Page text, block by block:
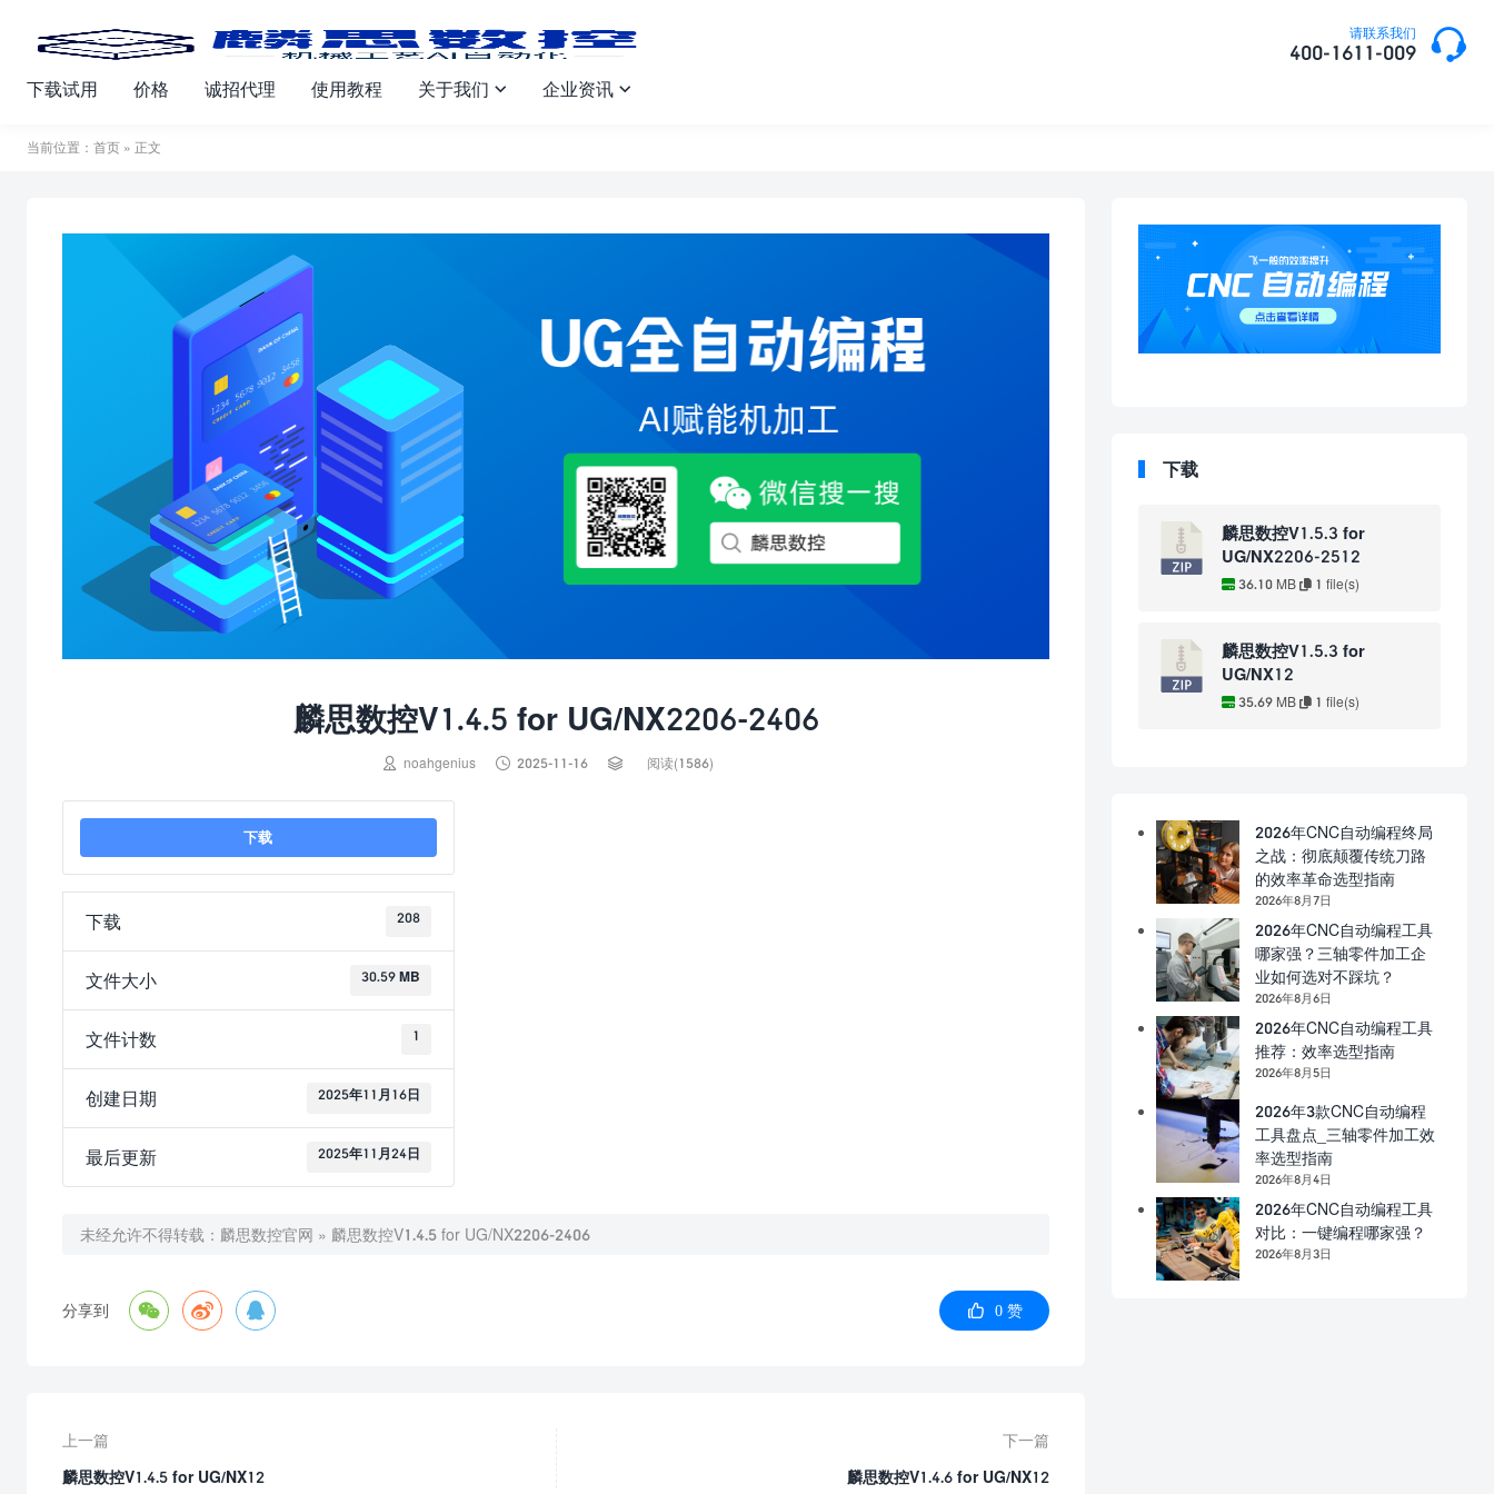
请联系我们
400-1611-009 
下载试用 价格 诚招代理 使用教程 关于我们  企业资讯 
当前位置： 首页 » 正文
麟思数控V1.4.5 for UG/NX2206-2406
 noahgenius  2025-11-16  阅读(1586)
下载
下载 208
文件大小 30.59 MB
文件计数 1
创建日期 2025年11月16日
最后更新 2025年11月24日
未经允许不得转载： 麟思数控官网 » 麟思数控V1.4.5 for UG/NX2206-2406
分享到     0 赞
上一篇
麟思数控V1.4.5 for UG/NX12
下一篇
麟思数控V1.4.6 for UG/NX12
下载
麟思数控V1.5.3 for
UG/NX2206-2512
36.10 MB 1 file(s)
麟思数控V1.5.3 for
UG/NX12
35.69 MB 1 file(s)
2026年CNC自动编程终局
之战：彻底颠覆传统刀路
的效率革命选型指南
2026年8月7日
2026年CNC自动编程工具
哪家强？三轴零件加工企
业如何选对不踩坑？
2026年8月6日
2026年CNC自动编程工具
推荐：效率选型指南
2026年8月5日
2026年3款CNC自动编程
工具盘点_三轴零件加工效
率选型指南
2026年8月4日
2026年CNC自动编程工具
对比：一键编程哪家强？
2026年8月3日